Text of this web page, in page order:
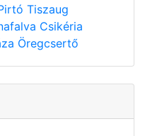
Tiszaug
Csikéria
Öregcsertő